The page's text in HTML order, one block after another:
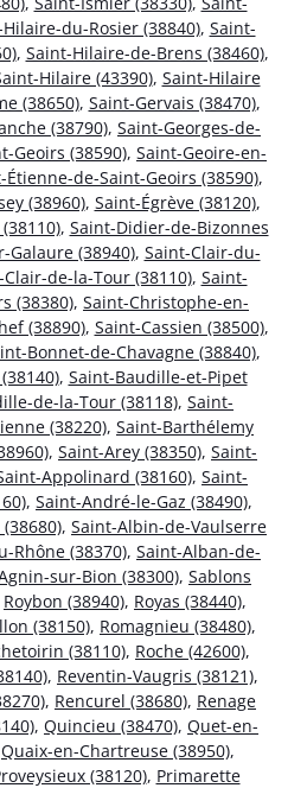
du-Rosier (38840), Saint-
, Saint-Hilaire-de-Brens (38460),
Hilaire (43390), Saint-Hilaire
(38650), Saint-Gervais (38470),
(38790), Saint-Georges-de-
Geoirs (38590), Saint-Geoire-en-
Étienne-de-Saint-Geoirs (38590),
(38960), Saint-Égrève (38120),
, Saint-Didier-de-Bizonnes
Galaure (38940), Saint-Clair-du-
de-la-Tour (38110), Saint-
(38380), Saint-Christophe-en-
(38890), Saint-Cassien (38500),
Bonnet-de-Chavagne (38840),
, Saint-Baudille-et-Pipet
de-la-Tour (38118), Saint-
(38220), Saint-Barthélemy
, Saint-Arey (38350), Saint-
Appolinard (38160), Saint-
, Saint-André-le-Gaz (38490),
, Saint-Albin-de-Vaulserre
Rhône (38370), Saint-Alban-de-
sur-Bion (38300), Sablons
Roybon (38940), Royas (38440),
(38150), Romagnieu (38480),
(38110), Roche (42600),
, Reventin-Vaugris (38121),
, Rencurel (38680), Renage
, Quincieu (38470), Quet-en-
Quaix-en-Chartreuse (38950),
(38120), Primarette